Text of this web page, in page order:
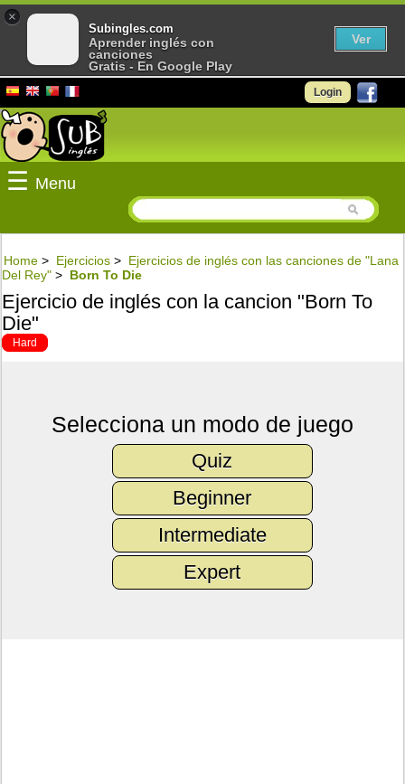
Login
☰ Menu
Home > Ejercicios > Ejercicios de inglés con las canciones de "Lana
Del Rey" > Born To Die
Ejercicio de inglés con la cancion "Born To
Die"
Hard
Selecciona un modo de juego
Quiz
Beginner
Intermediate
Expert
×
Subingles.com
Aprender inglés con
canciones
Gratis - En Google Play
Ver